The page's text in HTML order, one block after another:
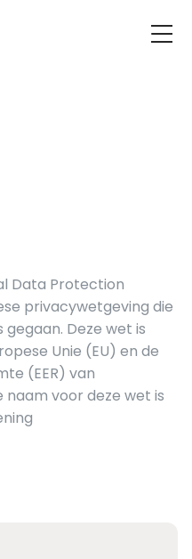
Data Protection
privacywetgeving die
gegaan. Deze wet is
Unie (EU) en de
(EER) van
naam voor deze wet is